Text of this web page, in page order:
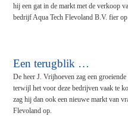
hij een gat in de markt met de verkoop
bedrijf Aqua Tech Flevoland B.V. fier op
Een terugblik …
De heer J. Vrijhoeven zag een
terwijl het voor deze bedrijven vaak te
zag hij dan ook een nieuwe markt van
Flevoland op.